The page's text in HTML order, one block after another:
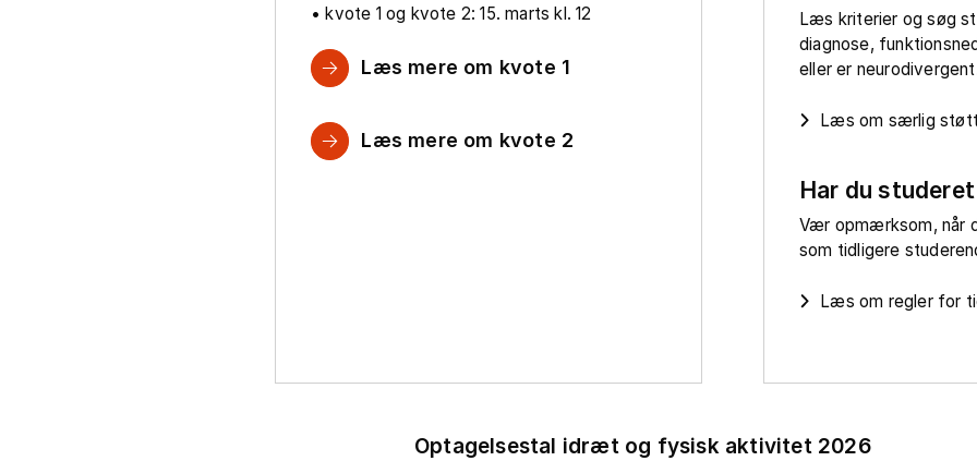
• kvote 1 og kvote 2: 15. marts kl. 12
Læs mere om kvote 1
Læs mere om kvote 2
Læs kriterier og søg
diagnose,
eller er
Læs om særlig
Har du
Vær opmærksom, når
som tidligere
Læs om regler for
Optagelsestal idræt og fysisk aktivitet 2026